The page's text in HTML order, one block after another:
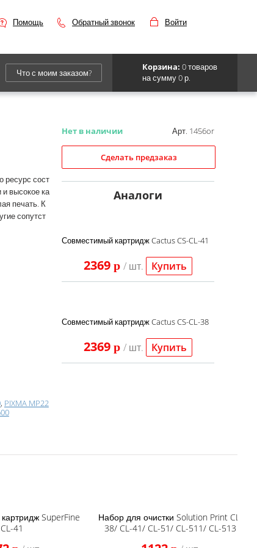
Помощь Обратный звонок Войти
машины
Что с моим заказом?
Корзина: 0 товаров
на сумму 0 р.
ресурс сост
высокое ка
печать. К
сопутст
, PIXMA MP22
Нет в наличии Арт. 1456or
Сделать предзаказ
Аналоги
Совместимый картридж Cactus CS-CL-41
2369p / шт. Купить
Совместимый картридж Cactus CS-CL-38
2369p / шт. Купить
SuperFine
CL-41
Набор для очистки Solution Print CL-
38/ CL-41/ CL-51/ CL-511/ CL-513